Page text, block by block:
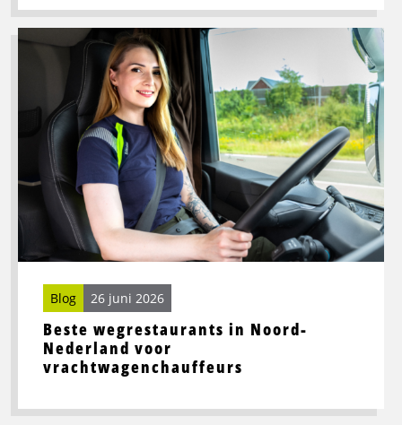
Beste wegrestaurants in Noord-
Nederland voor
vrachtwagenchauffeurs
Blog 26 juni 2026
Lees
Beste
wegrestaurants
Noord-
Nederland
voor
vrachtwagenchauffeurs